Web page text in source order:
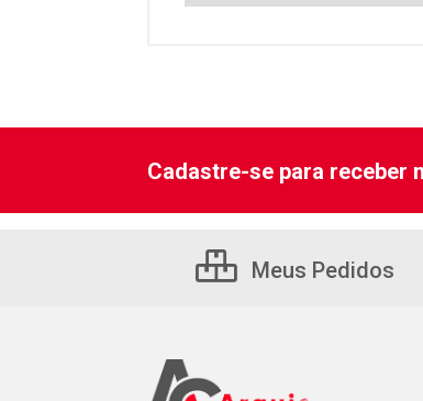
Cadastre-se para receber
Meus Pedidos